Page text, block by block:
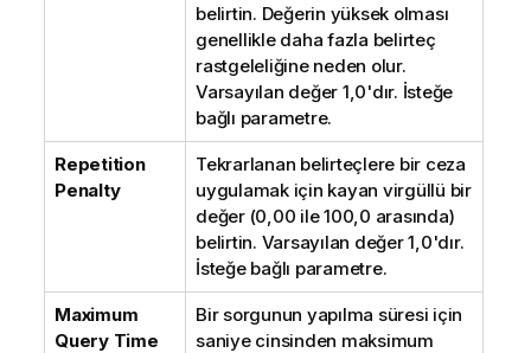
belirtin. Değerin yüksek olması
genellikle daha fazla belirteç
rastgeleliğine neden olur.
Varsayılan değer 1,0'dır. İsteğe
bağlı parametre.
Repetition
Penalty
Tekrarlanan belirteçlere bir ceza
uygulamak için kayan virgüllü bir
değer (0,00 ile 100,0 arasında)
belirtin. Varsayılan değer 1,0'dır.
İsteğe bağlı parametre.
Maximum
Query Time
Bir sorgunun yapılma süresi için
saniye cinsinden maksimum